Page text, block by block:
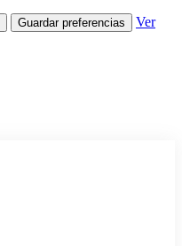
Guardar preferencias
Ver